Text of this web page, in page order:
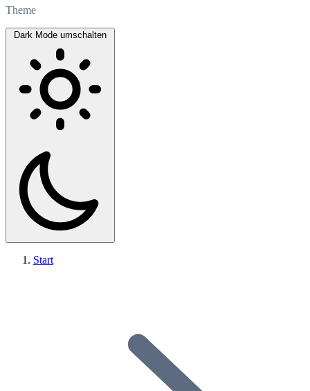
Theme
Dark Mode umschalten
Start